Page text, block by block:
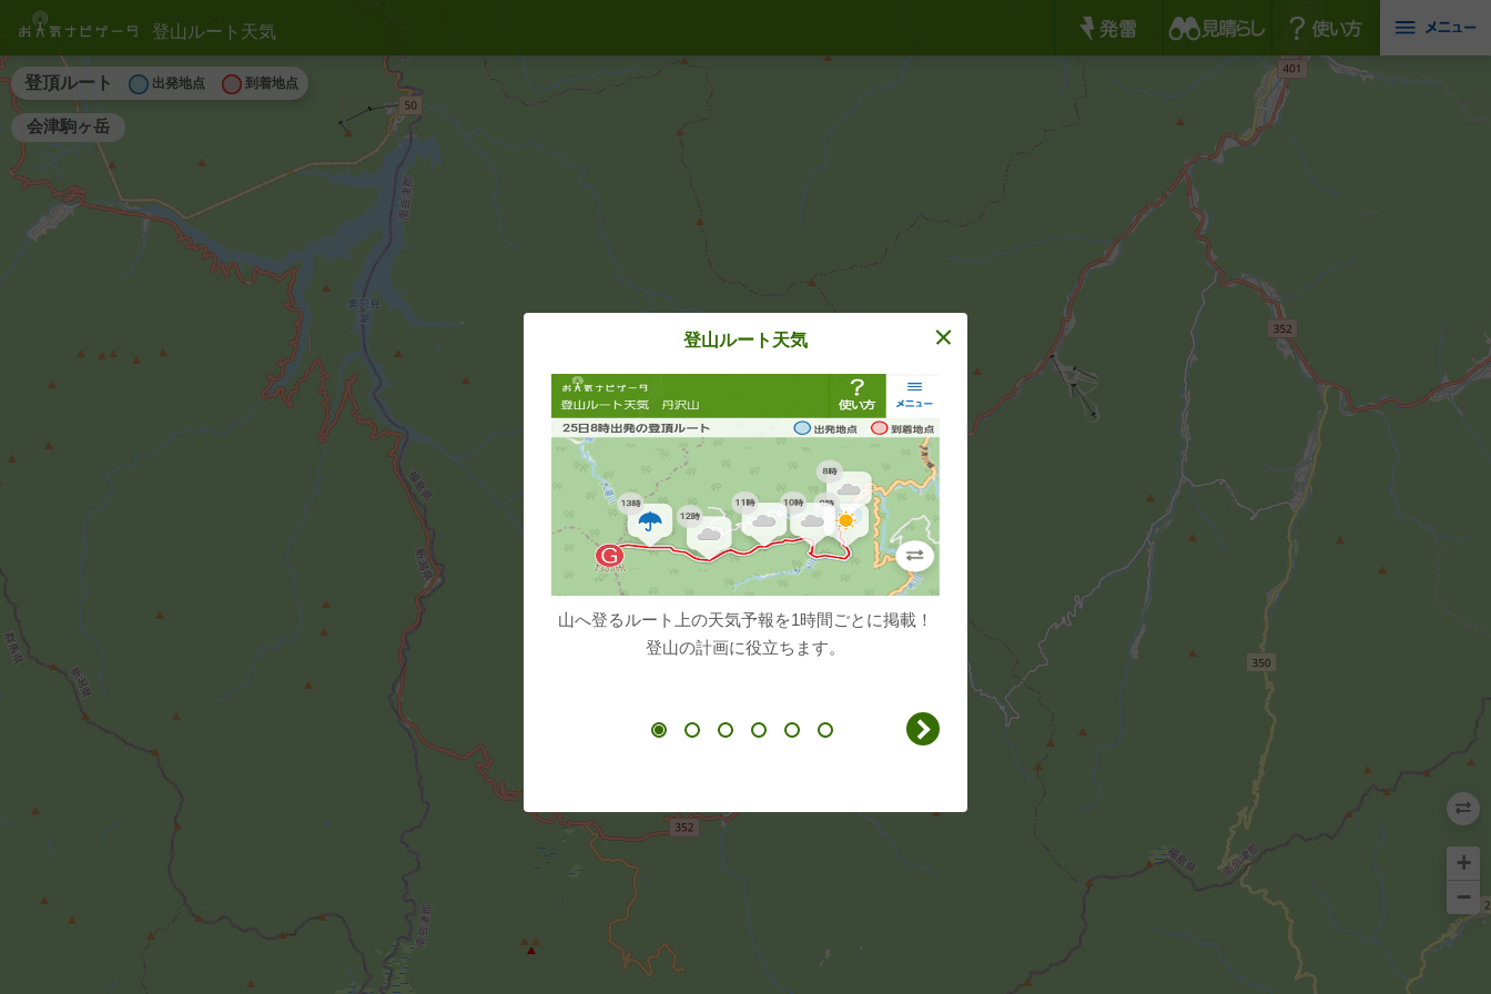
登山ルート天気
登頂ルート 出発地点 到着地点
会津駒ヶ岳
+
−
登山ルート天気
山へ登るルート上の天気予報を1時間ごとに掲載！
登山の計画に役立ちます。
スタート地点と出発時間、ゴール地点を選択するこ
とで簡単に天気を表示できます。